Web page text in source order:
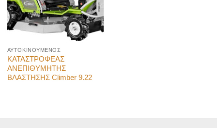
ΑΥΤΟΚΙΝΟΥΜΕΝΟΣ
ΚΑΤΑΣΤΡΟΦΕΑΣ
ΑΝΕΠΙΘΥΜΗΤΗΣ
ΒΛΑΣΤΗΣΗΣ Climber 9.22